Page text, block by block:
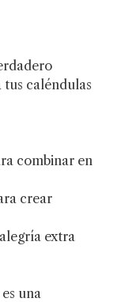
caléndulas
combinar en
crear
extra
una